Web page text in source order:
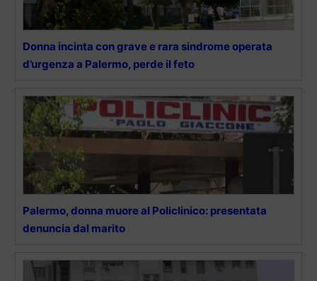
Donna incinta con grave e rara sindrome operata
d’urgenza a Palermo, perde il feto
Palermo, donna muore al Policlinico: presentata
denuncia dal marito